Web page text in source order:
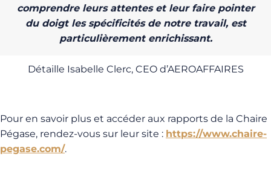
comprendre leurs attentes et leur faire pointer
du doigt les spécificités de notre travail, est
particulièrement enrichissant.
Détaille Isabelle Clerc, CEO d’AEROAFFAIRES
Pour en savoir plus et accéder aux rapports de la Chaire
Pégase, rendez-vous sur leur site : https://www.chaire-
pegase.com/.